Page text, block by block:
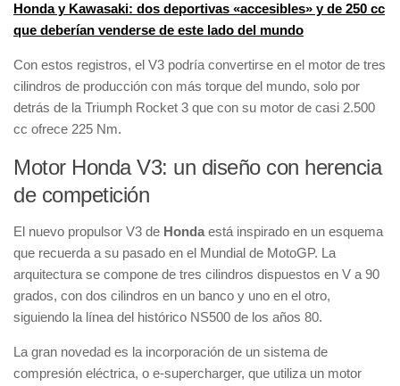
Honda y Kawasaki: dos deportivas «accesibles» y de 250 cc
que deberían venderse de este lado del mundo
Con estos registros, el V3 podría convertirse en el motor de tres
cilindros de producción con más torque del mundo, solo por
detrás de la Triumph Rocket 3 que con su motor de casi 2.500
cc ofrece 225 Nm.
Motor Honda V3: un diseño con herencia
de competición
El nuevo propulsor V3 de Honda está inspirado en un esquema
que recuerda a su pasado en el Mundial de MotoGP. La
arquitectura se compone de tres cilindros dispuestos en V a 90
grados, con dos cilindros en un banco y uno en el otro,
siguiendo la línea del histórico NS500 de los años 80.
La gran novedad es la incorporación de un sistema de
compresión eléctrica, o e-supercharger, que utiliza un motor